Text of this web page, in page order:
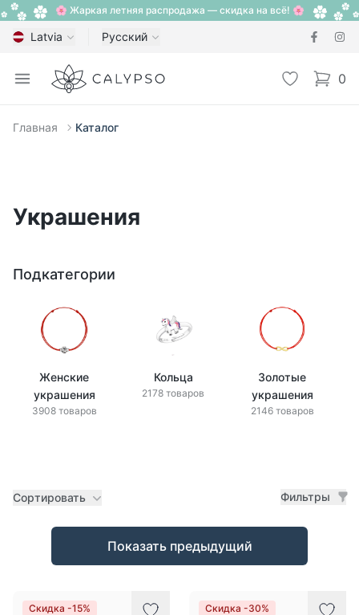
🌸 Жаркая летняя распродажа — скидка на всё! 🌸
Latvia Русский
Open menu
Calypso Избранное
0
items
Главная Каталог
Украшения
Подкатегории
Женские
украшения
3908 товаров
Кольца
2178 товаров
Золотые
украшения
2146 товаров
Сортировать Фильтры
Товары
Показать предыдущий
Скидка -15% Скидка -30%